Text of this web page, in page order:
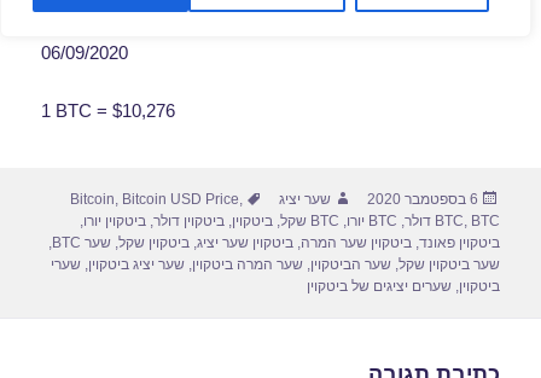
06/09/2020
1 BTC = $10,276
פורסם
בתאריך
6 בספטמבר 2020 מחבר
שער יציג תגיות Bitcoin, Bitcoin USD Price,
BTC, BTC דולר , BTC יורו , BTC שקל ,ביטקוין,ביטקוין דולר,ביטקוין יורו,
ביטקוין פאונד,ביטקוין שער המרה,ביטקוין שער יציג,ביטקוין שקל,שער BTC
,
שער ביטקוין שקל,שער הביטקוין,שער המרה ביטקוין,שער יציג ביטקוין,שערי
ביטקוין,שערים יציגים של ביטקוין